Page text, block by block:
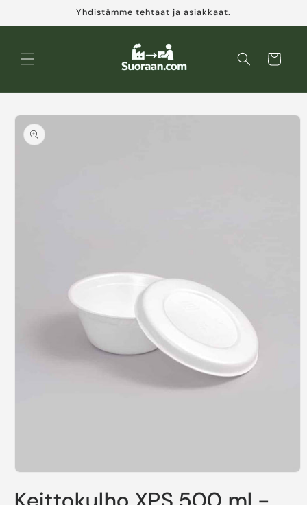
sisältöön
Yhdistämme tehtaat ja asiakkaat.
Ostoskori
Siirry
tuotetietoihin
1